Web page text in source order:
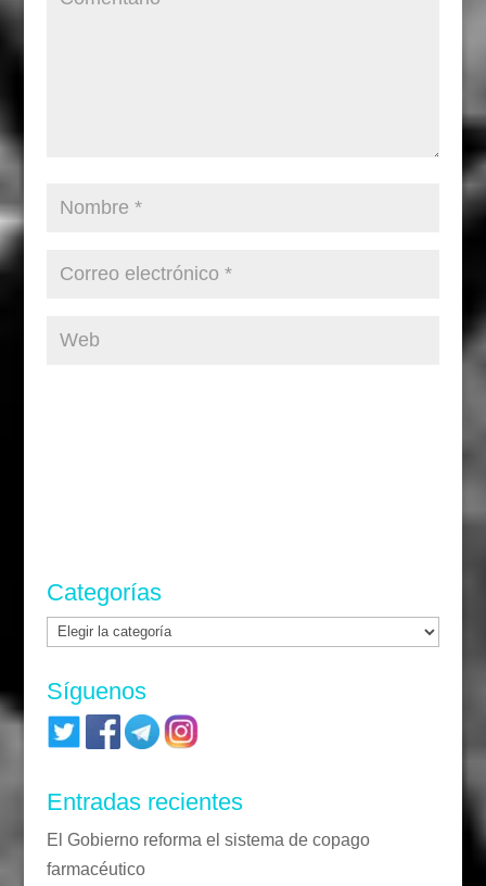
Categorías
Categorías
Síguenos
Entradas recientes
El Gobierno reforma el sistema de copago
farmacéutico